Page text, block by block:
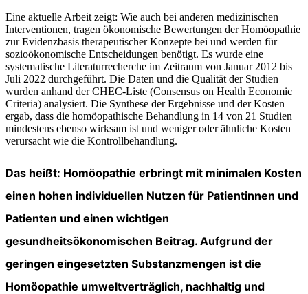
Eine aktuelle Arbeit zeigt: Wie auch bei anderen medizinischen
Interventionen, tragen ökonomische Bewertungen der Homöopathie
zur Evidenzbasis therapeutischer Konzepte bei und werden für
sozioökonomische Entscheidungen benötigt. Es wurde eine
systematische Literaturrecherche im Zeitraum von Januar 2012 bis
Juli 2022 durchgeführt. Die Daten und die Qualität der Studien
wurden anhand der CHEC-Liste (Consensus on Health Economic
Criteria) analysiert. Die Synthese der Ergebnisse und der Kosten
ergab, dass die homöopathische Behandlung in 14 von 21 Studien
mindestens ebenso wirksam ist und weniger oder ähnliche Kosten
verursacht wie die Kontrollbehandlung.
Das heißt: Homöopathie erbringt mit minimalen Kosten
einen hohen individuellen Nutzen für Patientinnen und
Patienten und einen wichtigen
gesundheitsökonomischen Beitrag. Aufgrund der
geringen eingesetzten Substanzmengen ist die
Homöopathie umweltverträglich, nachhaltig und